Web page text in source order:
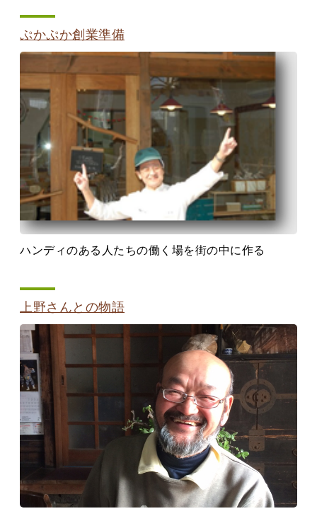
ぷかぷか創業準備
ハンディのある人たちの働く場を街の中に作る
上野さんとの物語